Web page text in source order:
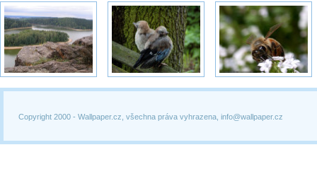
Copyright 2000 - Wallpaper.cz, všechna práva vyhrazena, info@wallpaper.cz